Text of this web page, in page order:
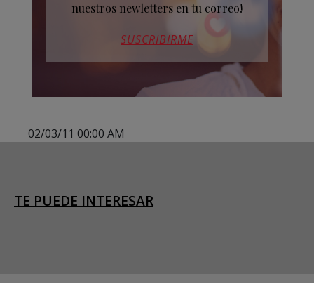
nuestros newletters en tu correo!
SUSCRIBIRME
02/03/11 00:00 AM
TE PUEDE INTERESAR